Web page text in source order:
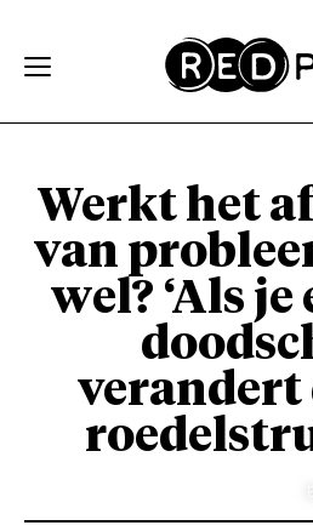
Werkt het
van
wel? ‘Als
verandert